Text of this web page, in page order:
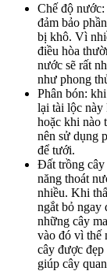
Chế độ
đảm bảo
bị khô. Vì
điều hòa
nước sẽ rất
như phong
Phân bón:
lại tài lộc này
hoặc khi nào
nên sử dụng
để tưới.
Đất trồng cây
năng thoát
nhiều. Khi
ngắt bỏ ngay
những cây
vào đó vì thế
cây được
giúp cây